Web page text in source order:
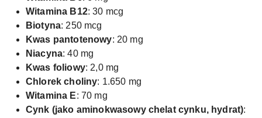
Witamina B12: 30 mcg
Biotyna: 250 mcg
Kwas pantotenowy: 20 mg
Niacyna: 40 mg
Kwas foliowy: 2,0 mg
Chlorek choliny: 1.650 mg
Witamina E: 70 mg
Cynk (jako aminokwasowy chelat cynku, hydrat):